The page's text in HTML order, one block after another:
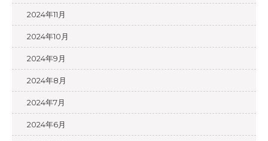
2024年11月
2024年10月
2024年9月
2024年8月
2024年7月
2024年6月